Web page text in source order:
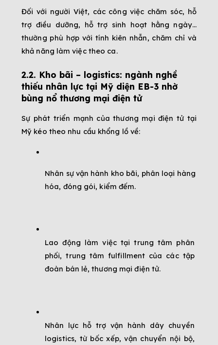
Đối với người Việt, các công việc chăm sóc, hỗ
trợ điều dưỡng, hỗ trợ sinh hoạt hằng ngày…
thường phù hợp với tính kiên nhẫn, chăm chỉ và
khả năng làm việc theo ca.
2.2. Kho bãi – logistics: ngành nghề
thiếu nhân lực tại Mỹ diện EB-3 nhờ
bùng nổ thương mại điện tử
Sự phát triển mạnh của thương mại điện tử tại
Mỹ kéo theo nhu cầu khổng lồ về:
Nhân sự vận hành kho bãi, phân loại hàng
hóa, đóng gói, kiểm đếm.
Lao động làm việc tại trung tâm phân
phối, trung tâm fulfillment của các tập
đoàn bán lẻ, thương mại điện tử.
Nhân lực hỗ trợ vận hành dây chuyền
logistics, từ bốc xếp, vận chuyển nội bộ,